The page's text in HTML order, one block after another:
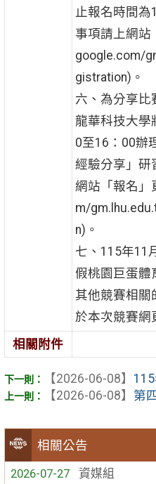
相關公告
2026-07-27
資媒組
止報名時間為
事項請上網
google.com/
gistration)。
六、為分享比
龍華科技大學
0至16：00辦
經驗分享」研
網站「報名
m/
n)。
七、115年11
假桃園巨蛋體
其他競賽相關
於本次競賽網
相關附件
【2026-06-08】
【2026-06-08】 第